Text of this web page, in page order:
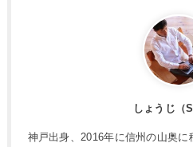
しょうじ（
神戸出身、2016年に信州の山奥